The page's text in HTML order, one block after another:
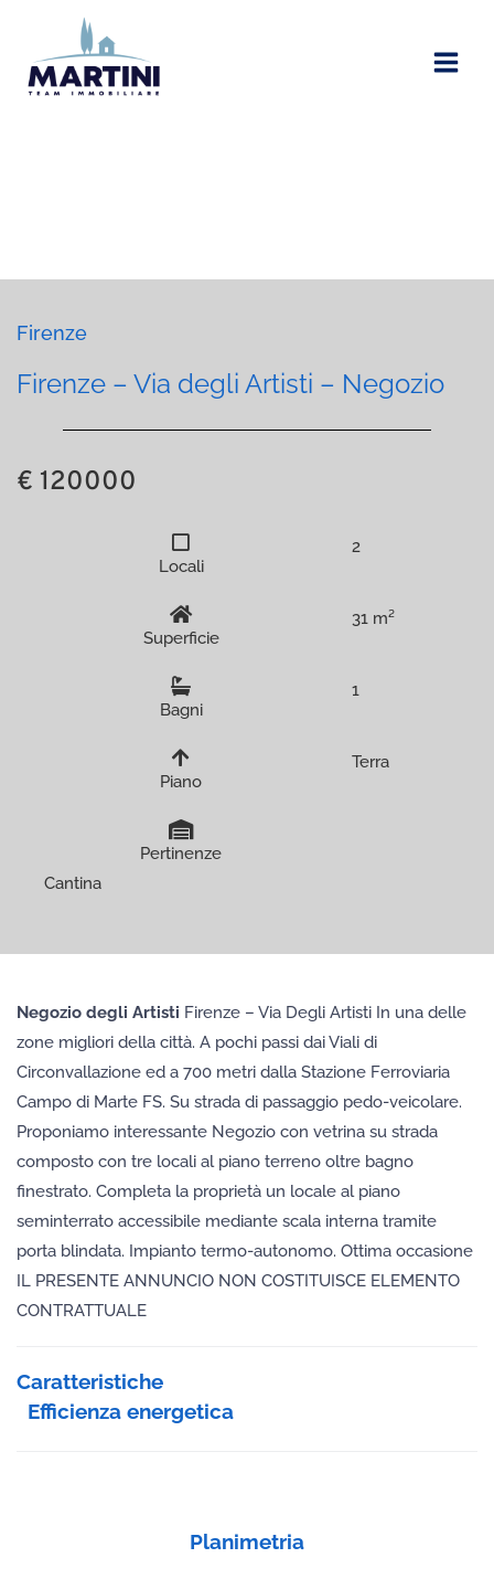
contenuto
Firenze
Firenze – Via degli Artisti – Negozio
€ 120000
Locali
2
Superficie
31 m²
Bagni
1
Piano
Terra
Pertinenze
Cantina
Negozio degli Artisti Firenze – Via Degli Artisti In una delle
zone migliori della città. A pochi passi dai Viali di
Circonvallazione ed a 700 metri dalla Stazione Ferroviaria
Campo di Marte FS. Su strada di passaggio pedo-veicolare.
Proponiamo interessante Negozio con vetrina su strada
composto con tre locali al piano terreno oltre bagno
finestrato. Completa la proprietà un locale al piano
seminterrato accessibile mediante scala interna tramite
porta blindata. Impianto termo-autonomo. Ottima occasione
IL PRESENTE ANNUNCIO NON COSTITUISCE ELEMENTO
CONTRATTUALE
Caratteristiche
Efficienza energetica
Planimetria